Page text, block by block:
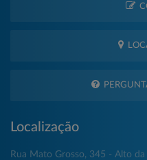
Localização
Rua Mato Grosso, 345 - Alto da